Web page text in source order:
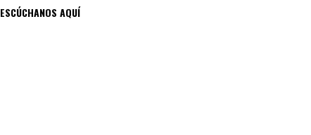
ESCÚCHANOS AQUÍ